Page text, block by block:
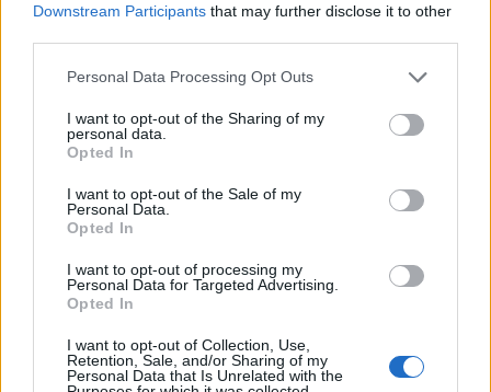
Downstream Participants that may further disclose it to other
Please note that this website/app uses one or more Google
not limited to your visit or usage behaviour. You may click to
grant or deny consent to Google and its third-party tags to
use your data for below specified purposes in below Google
consent section.
Personal Data Processing Opt Outs
I want to opt-out of the Sharing of my
personal data.
Opted In
I want to opt-out of the Sale of my
Personal Data.
Opted In
I want to opt-out of processing my
Personal Data for Targeted Advertising.
Opted In
I want to opt-out of Collection, Use,
Retention, Sale, and/or Sharing of my
Personal Data that Is Unrelated with the
Na parkirišču v Celju je storilec z osebnega vozila
ukradel obe registrski tablici.
V soboto zjutraj so bili obveščeni o tatvinah okoli 700
na avtocestnem počivališču Lopata. Tatvino okoli 700
obravnavali tudi na avtocestnem počivališču Zima.
V soboto dopoldne so v podjetju na Planini pri Sevnici
obravnavali požar. Zagorelo je v filtrih peskalnika. Tuja